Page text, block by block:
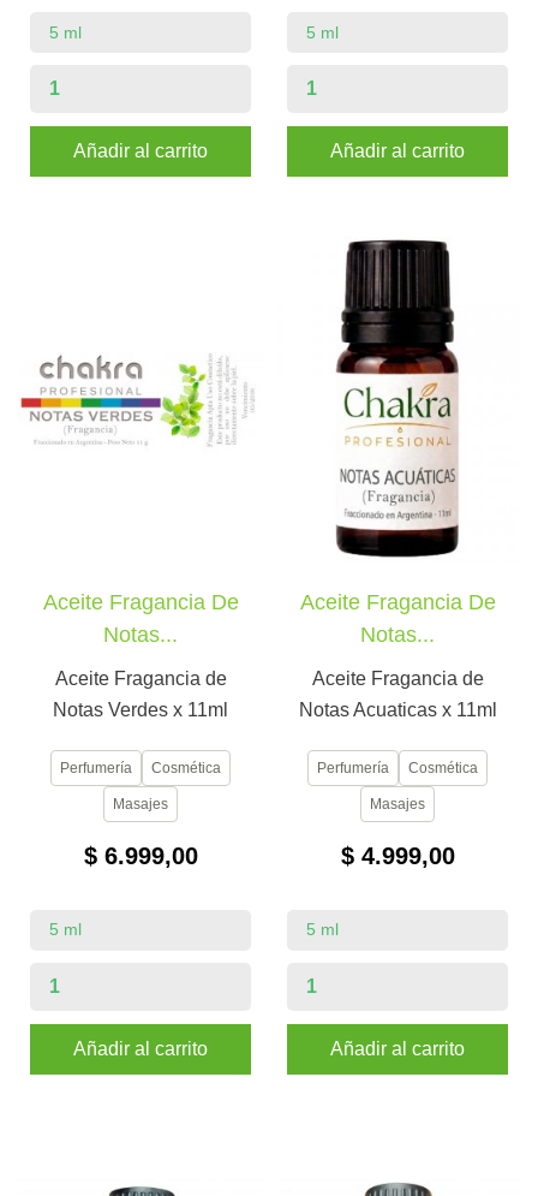
Añadir al carrito Añadir al carrito
Aceite Fragancia De
Notas...
Aceite Fragancia de
Notas Verdes x 11ml
Perfumería Cosmética
Masajes
$ 6.999,00
Añadir al carrito
Aceite Fragancia De
Notas...
Aceite Fragancia de
Notas Acuaticas x 11ml
Perfumería Cosmética
Masajes
$ 4.999,00
Añadir al carrito